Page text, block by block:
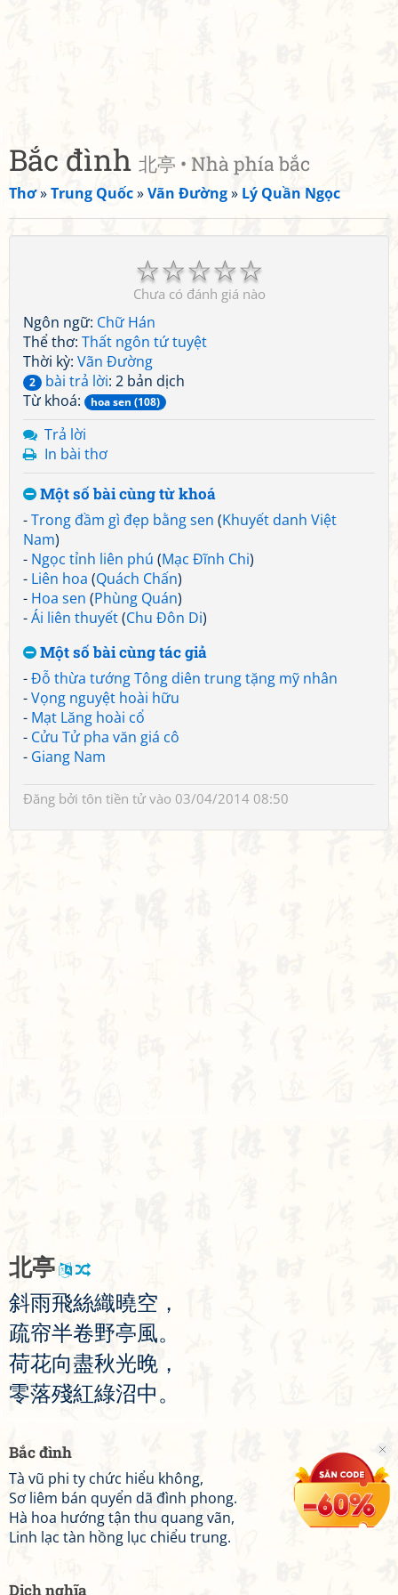
Bắc đình 北亭 • Nhà phía bắc
Thơ»Trung Quốc»Vãn Đường» Lý Quần Ngọc
☆
☆
☆
☆
☆
Chưa có đánh giá nào
Ngôn ngữ: Chữ Hán
Thể thơ: Thất ngôn tứ tuyệt
Thời kỳ: Vãn Đường
2 bài trả lời: 2 bản dịch
Từ khoá:
hoa sen (108)
Trả lời
In bài thơ
Một số bài cùng từ khoá
-Trong đầm gì đẹp bằng sen (Khuyết danh Việt
Nam)
- Ngọc tỉnh liên phú (Mạc Đĩnh Chi)
- Liên hoa (Quách Chấn)
- Hoa sen (Phùng Quán)
-Ái liên thuyết(Chu Đôn Di)
Một số bài cùng tác giả
-Đỗ thừa tướng Tông diên trung tặng mỹ nhân
-Vọng nguyệt hoài hữu
- Mạt Lăng hoài cổ
- Cửu Tử pha văn giá cô
- Giang Nam
Đăng bởi tôn tiền tửvào 03/04/2014 08:50
北亭
斜雨飛絲織曉空 ，
疏帘半卷野亭風。
荷花向盡秋光晚 ，
零落殘紅綠沼中。
Bắc đình
Tà vũ phi ty chức hiểu không,
Sơ liêm bán quyển dã đình phong.
Hà hoa hướng tận thu quang vãn,
Linh lạc tàn hồng lục chiểu trung.
Dịch nghĩa